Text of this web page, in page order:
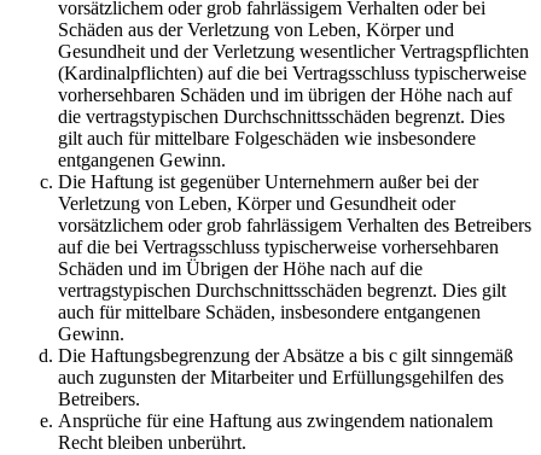
vorsätzlichem oder grob fahrlässigem Verhalten oder bei
Schäden aus der Verletzung von Leben, Körper und
Gesundheit und der Verletzung wesentlicher Vertragspflichten
(Kardinalpflichten) auf die bei Vertragsschluss typischerweise
vorhersehbaren Schäden und im übrigen der Höhe nach auf
die vertragstypischen Durchschnittsschäden begrenzt. Dies
gilt auch für mittelbare Folgeschäden wie insbesondere
entgangenen Gewinn.
Die Haftung ist gegenüber Unternehmern außer bei der
Verletzung von Leben, Körper und Gesundheit oder
vorsätzlichem oder grob fahrlässigem Verhalten des Betreibers
auf die bei Vertragsschluss typischerweise vorhersehbaren
Schäden und im Übrigen der Höhe nach auf die
vertragstypischen Durchschnittsschäden begrenzt. Dies gilt
auch für mittelbare Schäden, insbesondere entgangenen
Gewinn.
Die Haftungsbegrenzung der Absätze a bis c gilt sinngemäß
auch zugunsten der Mitarbeiter und Erfüllungsgehilfen des
Betreibers.
Ansprüche für eine Haftung aus zwingendem nationalem
Recht bleiben unberührt.